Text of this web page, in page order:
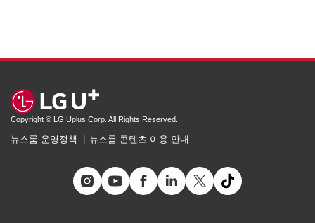
Copyright © LG Uplus Corp. All Rights Reserved.
뉴스룸 운영정책 뉴스룸 콘텐츠 이용 안내